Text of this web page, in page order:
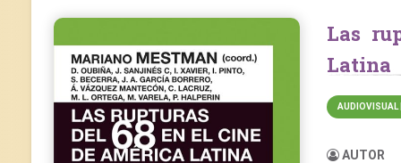
Las rupturas del 68 en el cine de América
Latina
AUDIOVISUAL
AUTOR